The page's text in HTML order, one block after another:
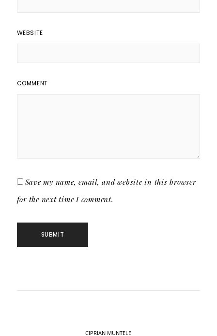
WEBSITE
COMMENT
Save my name, email, and website in this browser
for the next time I comment.
CIPRIAN MUNTELE